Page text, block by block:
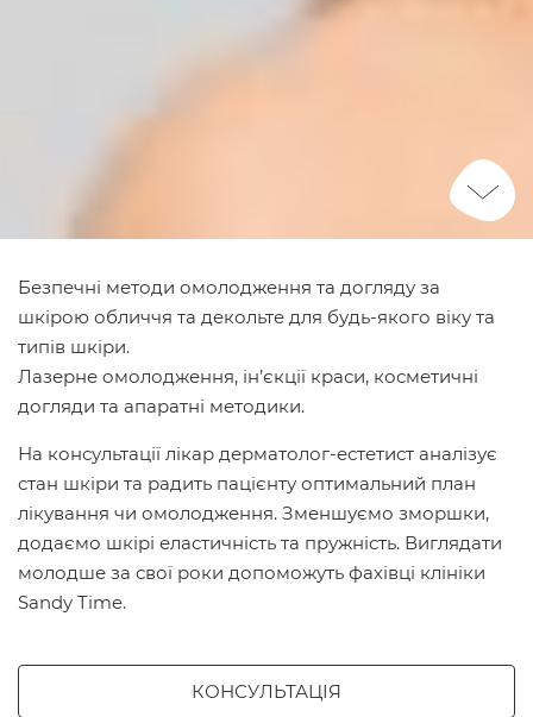
Scroll
Безпечні методи омолодження та догляду за
шкірою обличчя та декольте для будь-якого віку та
типів шкіри.
Лазерне омолодження, ін’єкції краси, косметичні
догляди та апаратні методики.
На консультації лікар дерматолог-естетист аналізує
стан шкіри та радить пацієнту оптимальний план
лікування чи омолодження. Зменшуємо зморшки,
додаємо шкірі еластичність та пружність. Виглядати
молодше за свої роки допоможуть фахівці клініки
Sandy Time.
КОНСУЛЬТАЦІЯ